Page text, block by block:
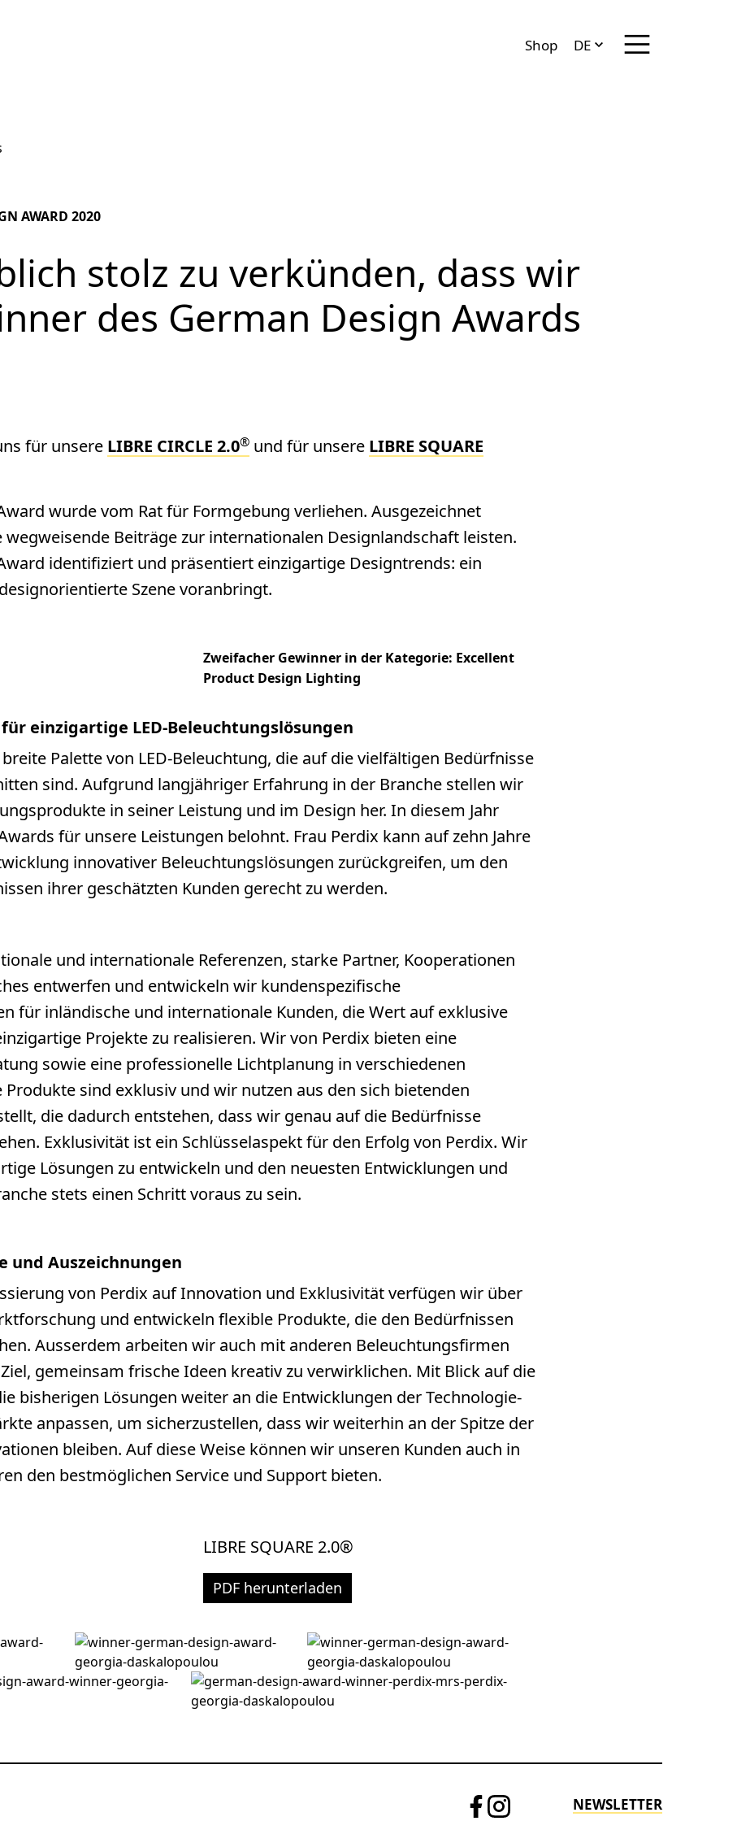
Shop DE Menü anzeigen/
AWARD 2020
stolz zu verkünden, dass wir
des German Design Awards
für unsere LIBRE CIRCLE 2.0® und für unsere LIBRE SQUARE
wurde vom Rat für Formgebung verliehen. Ausgezeichnet
Beiträge zur internationalen Designlandschaft leisten.
identifiziert und präsentiert einzigartige Designtrends: ein
Szene voranbringt.
Zweifacher Gewinner in der Kategorie: Excellent
Product Design Lighting
einzigartige LED-Beleuchtungslösungen
Palette von LED-Beleuchtung, die auf die vielfältigen Bedürfnisse
sind. Aufgrund langjähriger Erfahrung in der Branche stellen wir
in seiner Leistung und im Design her. In diesem Jahr
für unsere Leistungen belohnt. Frau Perdix kann auf zehn Jahre
innovativer Beleuchtungslösungen zurückgreifen, um den
ihrer geschätzten Kunden gerecht zu werden.
und internationale Referenzen, starke Partner, Kooperationen
entwerfen und entwickeln wir kundenspezifische
für inländische und internationale Kunden, die Wert auf exklusive
Projekte zu realisieren. Wir von Perdix bieten eine
sowie eine professionelle Lichtplanung in verschiedenen
Produkte sind exklusiv und wir nutzen aus den sich bietenden
die dadurch entstehen, dass wir genau auf die Bedürfnisse
Exklusivität ist ein Schlüsselaspekt für den Erfolg von Perdix. Wir
Lösungen zu entwickeln und den neuesten Entwicklungen und
stets einen Schritt voraus zu sein.
und Auszeichnungen
von Perdix auf Innovation und Exklusivität verfügen wir über
und entwickeln flexible Produkte, die den Bedürfnissen
Ausserdem arbeiten wir auch mit anderen Beleuchtungsfirmen
gemeinsam frische Ideen kreativ zu verwirklichen. Mit Blick auf die
bisherigen Lösungen weiter an die Entwicklungen der Technologie-
anpassen, um sicherzustellen, dass wir weiterhin an der Spitze der
bleiben. Auf diese Weise können wir unseren Kunden auch in
den bestmöglichen Service und Support bieten.
LIBRE SQUARE 2.0®
PDF herunterladen
NEWSLETTER